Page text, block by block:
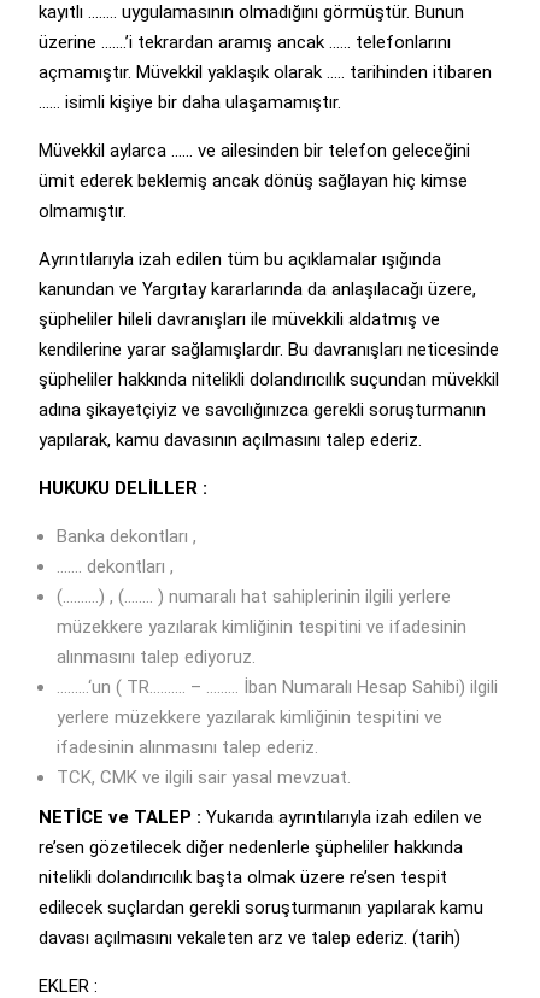
kayıtlı …….. uygulamasının olmadığını görmüştür. Bunun
üzerine …….’i tekrardan aramış ancak …… telefonlarını
açmamıştır. Müvekkil yaklaşık olarak ….. tarihinden itibaren
…… isimli kişiye bir daha ulaşamamıştır.
Müvekkil aylarca …… ve ailesinden bir telefon geleceğini
ümit ederek beklemiş ancak dönüş sağlayan hiç kimse
olmamıştır.
Ayrıntılarıyla izah edilen tüm bu açıklamalar ışığında
kanundan ve Yargıtay kararlarında da anlaşılacağı üzere,
şüpheliler hileli davranışları ile müvekkili aldatmış ve
kendilerine yarar sağlamışlardır. Bu davranışları neticesinde
şüpheliler hakkında nitelikli dolandırıcılık suçundan müvekkil
adına şikayetçiyiz ve savcılığınızca gerekli soruşturmanın
yapılarak, kamu davasının açılmasını talep ederiz.
HUKUKU DELİLLER :
Banka dekontları ,
……. dekontları ,
(……….) , (…….. ) numaralı hat sahiplerinin ilgili yerlere
müzekkere yazılarak kimliğinin tespitini ve ifadesinin
alınmasını talep ediyoruz.
………‘un ( TR………. – ……… İban Numaralı Hesap Sahibi) ilgili
yerlere müzekkere yazılarak kimliğinin tespitini ve
ifadesinin alınmasını talep ederiz.
TCK, CMK ve ilgili sair yasal mevzuat.
NETİCE ve TALEP : Yukarıda ayrıntılarıyla izah edilen ve
re’sen gözetilecek diğer nedenlerle şüpheliler hakkında
nitelikli dolandırıcılık başta olmak üzere re’sen tespit
edilecek suçlardan gerekli soruşturmanın yapılarak kamu
davası açılmasını vekaleten arz ve talep ederiz. (tarih)
EKLER :